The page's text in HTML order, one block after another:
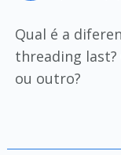
Qual é a
threading last?
ou outro?